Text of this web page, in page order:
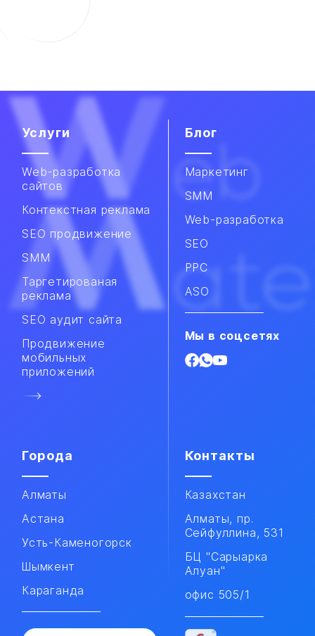
Услуги
Web-разработка
сайтов
Контекстная реклама
SEO продвижение
SMM​
Таргетированая
реклама
SEO аудит сайта
Продвижение
мобильных
приложений​
Блог
Маркетинг
SMM
Web-разработка
SEO
PPC
ASO
Мы в соцсетях
Города
Алматы
Астана
Усть-Каменогорск
Шымкент
Караганда
Контакты
Казахстан
Алматы, пр.
Сейфуллина, 531
БЦ "Сарыарка
Алуан"
офис 505/1